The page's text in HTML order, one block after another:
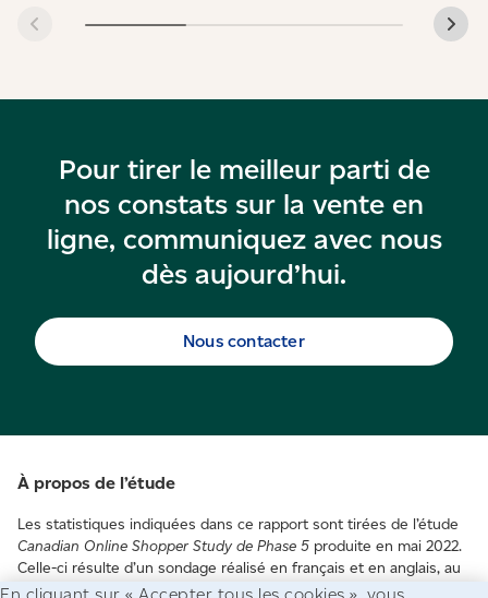
Pour tirer le meilleur parti de
nos constats sur la vente en
ligne, communiquez avec nous
dès aujourd’hui.
Nous contacter
À propos de l’étude
Les statistiques indiquées dans ce rapport sont tirées de l’étude
Canadian Online Shopper Study de Phase 5 produite en mai 2022.
Celle-ci résulte d’un sondage réalisé en français et en anglais, au
Canada, auprès de plus de 5 000 personnes âgées de 18 ans et